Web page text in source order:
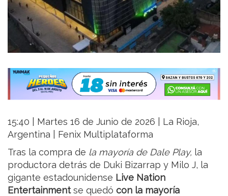
15:40 | Martes 16 de Junio de 2026 | La Rioja,
Argentina | Fenix Multiplataforma
Tras la compra de la mayoría de Dale Play, la
productora detrás de Duki Bizarrap y Milo J, la
gigante estadounidense Live Nation
Entertainmentse quedó con la mayoría